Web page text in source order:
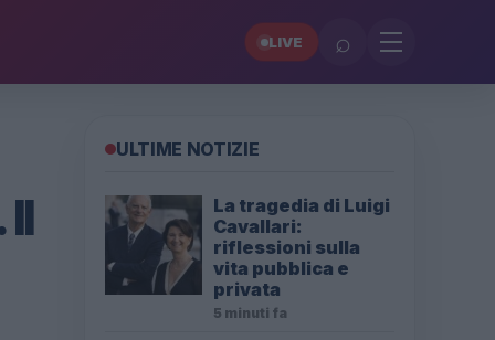
LIVE ⌕
ULTIME NOTIZIE
La tragedia di Luigi
Cavallari:
riflessioni sulla
vita pubblica e
privata
5 minuti fa